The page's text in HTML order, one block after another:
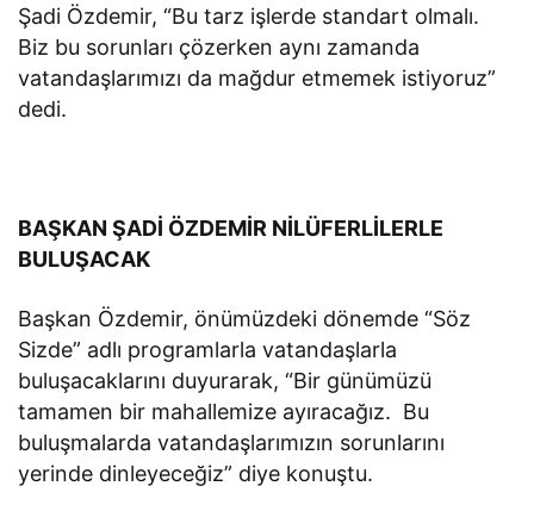
Şadi Özdemir, “Bu tarz işlerde standart olmalı.
Biz bu sorunları çözerken aynı zamanda
vatandaşlarımızı da mağdur etmemek istiyoruz”
dedi.
BAŞKAN ŞADİ ÖZDEMİR NİLÜFERLİLERLE
BULUŞACAK
Başkan Özdemir, önümüzdeki dönemde “Söz
Sizde” adlı programlarla vatandaşlarla
buluşacaklarını duyurarak, “Bir günümüzü
tamamen bir mahallemize ayıracağız. Bu
buluşmalarda vatandaşlarımızın sorunlarını
yerinde dinleyeceğiz” diye konuştu.